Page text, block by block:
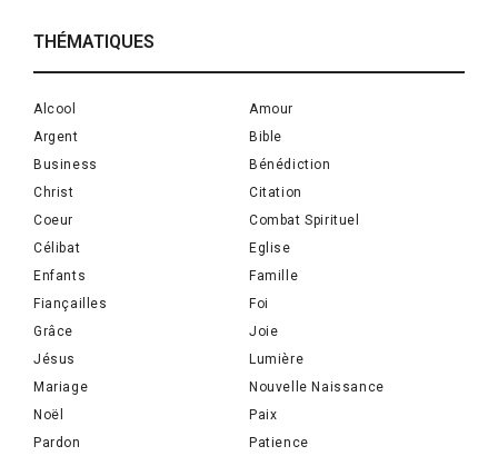
THÉMATIQUES
Alcool
Amour
Argent
Bible
Business
Bénédiction
Christ
Citation
Coeur
Combat Spirituel
Célibat
Eglise
Enfants
Famille
Fiançailles
Foi
Grâce
Joie
Jésus
Lumière
Mariage
Nouvelle Naissance
Noël
Paix
Pardon
Patience